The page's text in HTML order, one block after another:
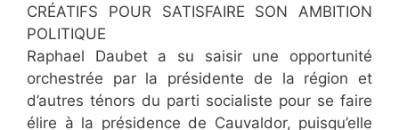
CRÉATIFS POUR SATISFAIRE SON AMBITION
POLITIQUE
Raphael Daubet a su saisir une opportunité
orchestrée par la présidente de la région et
d’autres ténors du parti socialiste pour se faire
élire à la présidence de Cauvaldor, puisqu’elle